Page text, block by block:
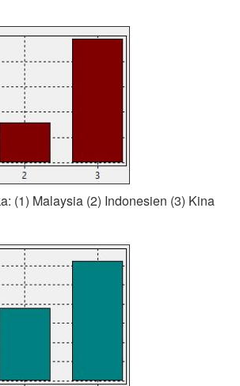
(1) Malaysia (2) Indonesien (3) Kina